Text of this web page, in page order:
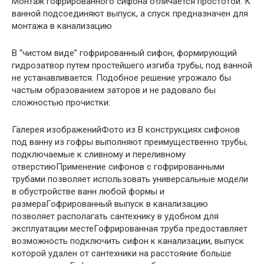
ванной подсоединяют выпуск, а спуск предназначен для
монтажа в канализацию
В “чистом виде” гофрированный сифон, формирующий
гидрозатвор путем простейшего изгиба трубы, под ванной
не устанавливается. Подобное решение угрожало бы
частым образованием заторов и не радовало бы
сложностью прочистки:
Галерея изображенийФото из В конструкциях сифонов
под ванну из гофры выполняют преимущественно трубы,
подключаемые к сливному и переливному
отверстиюПрименение сифонов с гофрированными
трубами позволяет использовать универсальные модели
в обустройстве ванн любой формы и
размераГофрированный выпуск в канализацию
позволяет располагать сантехнику в удобном для
эксплуатации местеГофрированная труба предоставляет
возможность подключить сифон к канализации, выпуск
которой удален от сантехники на расстояние больше